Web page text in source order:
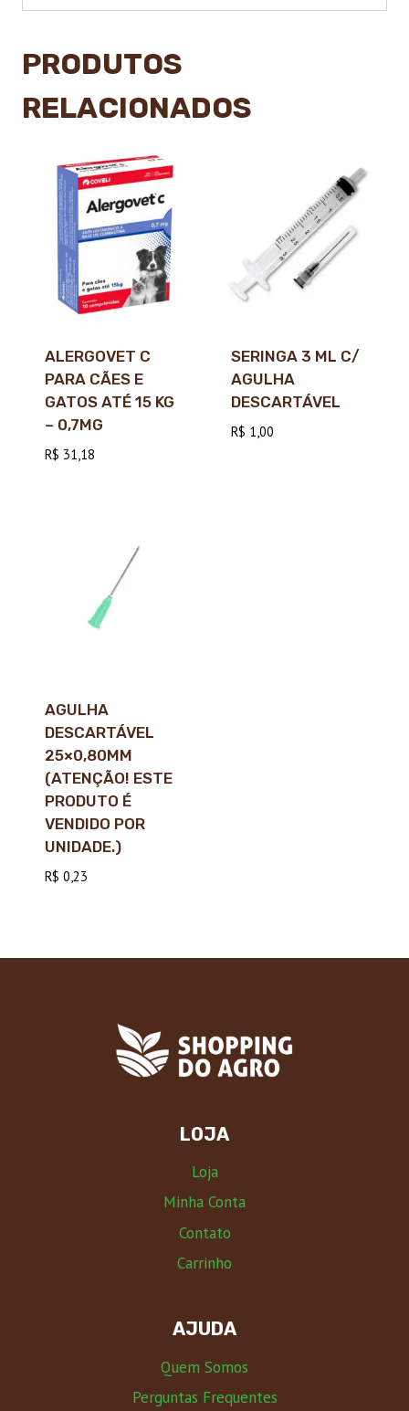
PRODUTOS
RELACIONADOS
ALERGOVET C
PARA CÃES E
GATOS ATÉ 15 KG
– 0,7MG
R$ 31,18
SERINGA 3 ML C/
AGULHA
DESCARTÁVEL
R$ 1,00
AGULHA
DESCARTÁVEL
25×0,80MM
(ATENÇÃO! ESTE
PRODUTO É
VENDIDO POR
UNIDADE.)
R$ 0,23
LOJA
Loja
Minha Conta
Contato
Carrinho
AJUDA
Quem Somos
Perguntas Frequentes